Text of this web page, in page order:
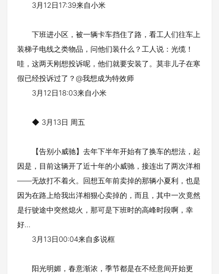
3月12日17:39来自小米
下班进小区，被一辆卡车挡住了路，看工人们往车上
装梯子电线之类物品，问他们装什么？工人说：光缆！
哇，这两天刚想投诉呢，他们就要安装了。莫非儿子在寒
假已经投诉过了？@我想成为特效师
3月12日18:03来自小米
◆ 3月13日 周五
【告别小威驰】去年下半年开始有了换车的想法，起
因是，目前这辆开了近十年的小威驰，接连出了两次洋相
——无故打不着火。回想五年前卖掉的那辆小夏利，也是
因为在路上给我出洋相狠心卖掉的，而且，其中一次竟然
是行驶途中突然熄火，那可是下班时的高峰时段啊，幸
好…
3月13日00:04来自多说框
阳光明媚，春意渐浓，季节都是在不经意间开始更